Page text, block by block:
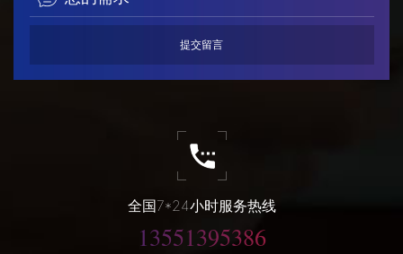
全国7*24小时服务热线
13551395386